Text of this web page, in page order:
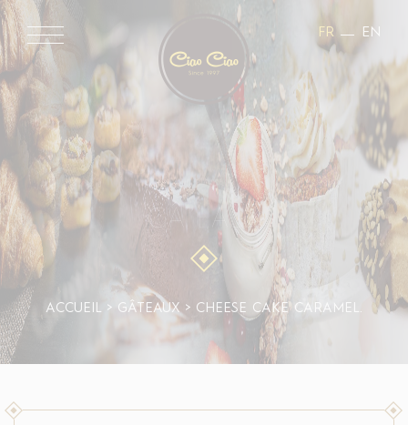
FR EN
GÂTEAUX
ACCUEIL > GÂTEAUX> CHEESE CAKE CARAMEL.